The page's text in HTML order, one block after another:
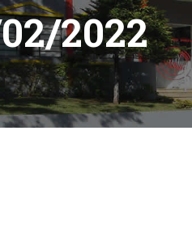
2022